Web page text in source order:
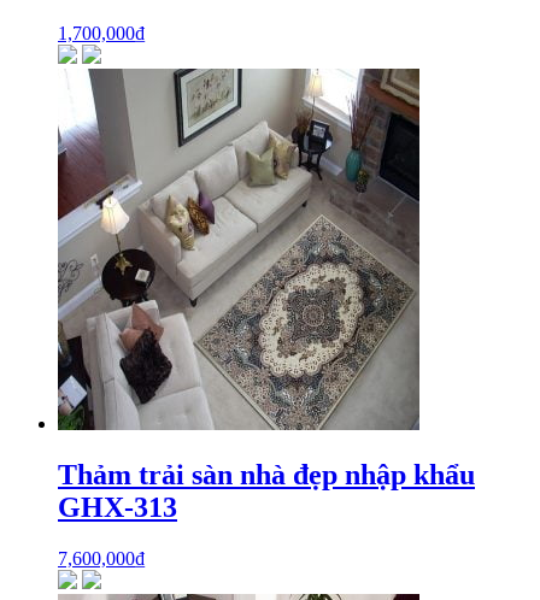
1,700,000₫
Thảm trải sàn nhà đẹp nhập khẩu
GHX-313
7,600,000₫